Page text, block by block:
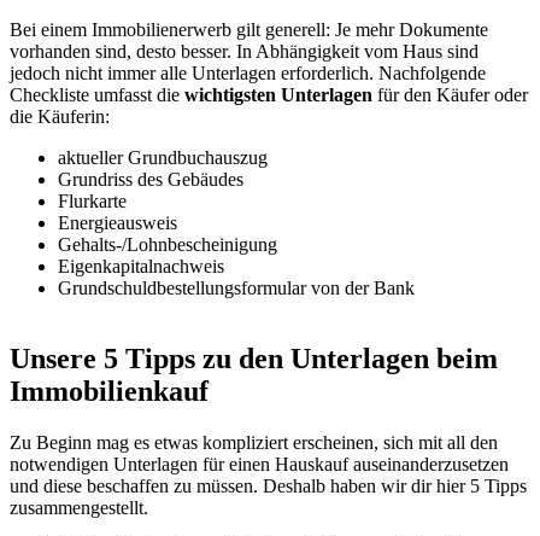
Bei einem Immobilienerwerb gilt generell: Je mehr Dokumente
vorhanden sind, desto besser. In Abhängigkeit vom Haus sind
jedoch nicht immer alle Unterlagen erforderlich. Nachfolgende
Checkliste umfasst die wichtigsten Unterlagen für den Käufer oder
die Käuferin:
aktueller Grundbuchauszug
Grundriss des Gebäudes
Flurkarte
Energieausweis
Gehalts-/Lohnbescheinigung
Eigenkapitalnachweis
Grundschuldbestellungsformular von der Bank
Unsere 5 Tipps zu den Unterlagen beim
Immobilienkauf
Zu Beginn mag es etwas kompliziert erscheinen, sich mit all den
notwendigen Unterlagen für einen Hauskauf auseinanderzusetzen
und diese beschaffen zu müssen. Deshalb haben wir dir hier 5 Tipps
zusammengestellt.